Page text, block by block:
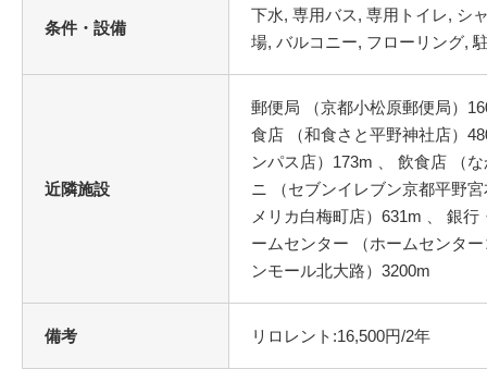
条件・設備
近隣施設
郵便局 （京都小松原郵便局）
食店 （和食さと平野神社店）
ンパス店）173m 、 飲食店 （
ニ （セブンイレブン京都平野
メリカ白梅町店）631m 、 銀
ームセンター （ホームセンタ
ンモール北大路）3200m
備考 リロレント:16,500円/2年